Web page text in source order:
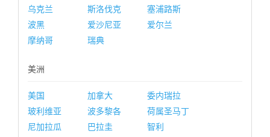
乌克兰
斯洛伐克
塞浦路斯
波黑
爱沙尼亚
爱尔兰
摩纳哥
瑞典
美洲
美国 加拿大
委内瑞拉
玻利维亚
波多黎各
荷属圣马丁
尼加拉瓜
巴拉圭
智利